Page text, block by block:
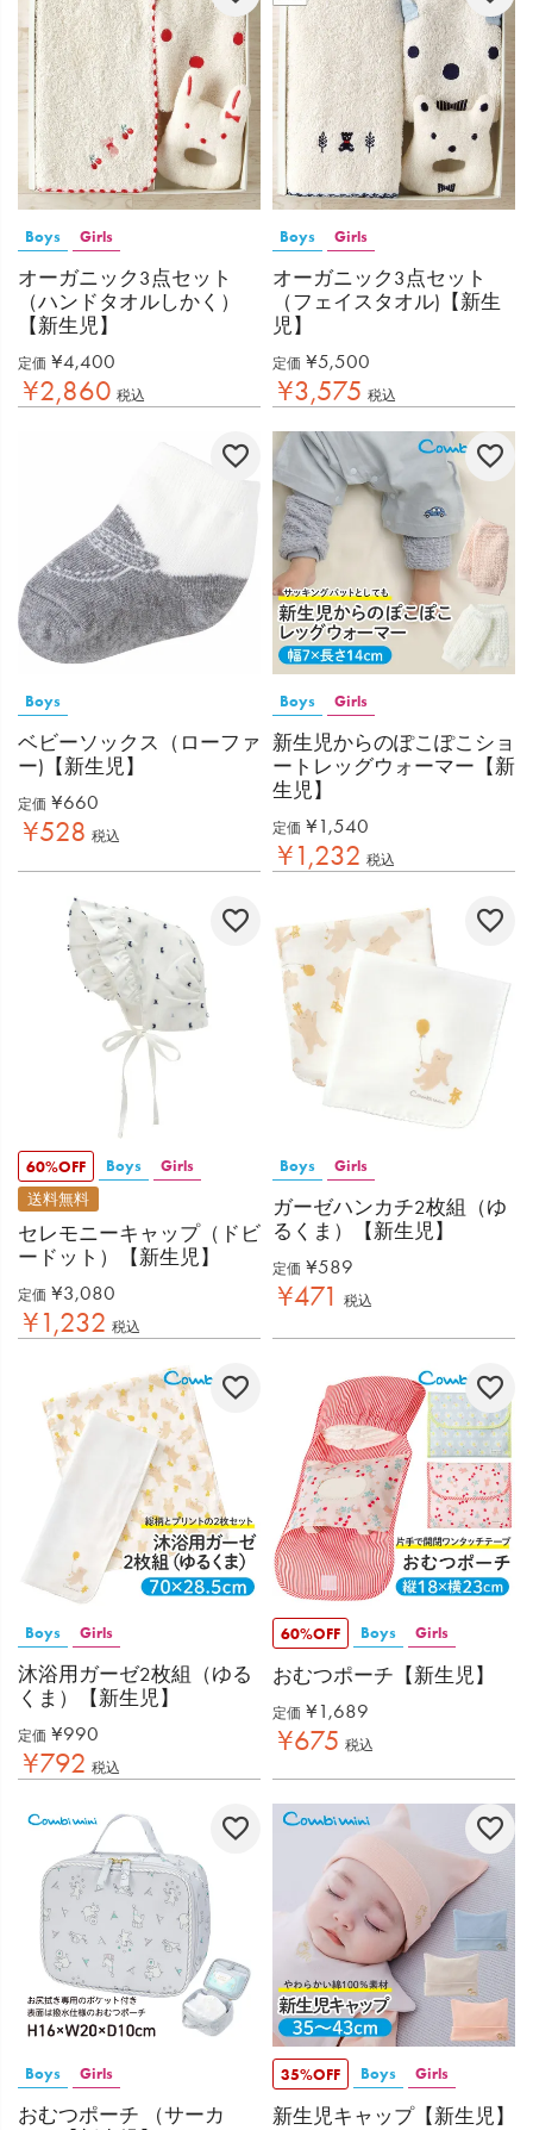
Boys Girls
オーガニック3点セット
（ハンドタオルしかく）
【新生児】
定価 ¥4,400
¥2,860 税込
Boys Girls
オーガニック3点セット
（フェイスタオル)【新生
児】
定価 ¥5,500
¥3,575 税込
Boys
ベビーソックス（ローファ
ー)【新生児】
定価 ¥660
¥528 税込
Boys Girls
新生児からのぽこぽこショ
ートレッグウォーマー【新
生児】
定価 ¥ 1,540
¥1,232 税込
60%OFF Boys Girls
送料無料
セレモニーキャップ（ドビ
ードット）【新生児】
定価 ¥3,080
¥1,232 税込
Boys Girls
ガーゼハンカチ2枚組（ゆ
るくま）【新生児】
定価 ¥589
¥471 税込
Boys Girls
沐浴用ガーゼ2枚組（ゆる
くま）【新生児】
定価 ¥990
¥792 税込
60%OFF Boys Girls
おむつポーチ【新生児】
定価 ¥ 1,689
¥675 税込
Boys Girls
おむつポーチ （サーカ
35%OFF Boys Girls
新生児キャップ【新生児】